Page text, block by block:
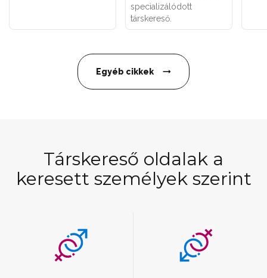
specializálódott
társkereső.
Egyéb cikkek
Társkereső oldalak a
keresett személyek szerint